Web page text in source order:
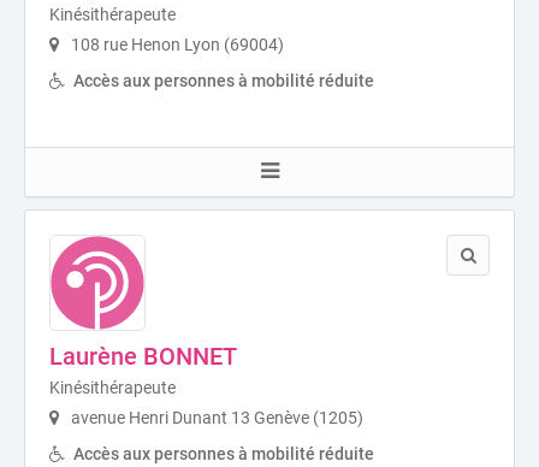
Kinésithérapeute
108 rue Henon Lyon (69004)
Accès aux personnes à mobilité réduite
Laurène BONNET
Kinésithérapeute
avenue Henri Dunant 13 Genève (1205)
Accès aux personnes à mobilité réduite